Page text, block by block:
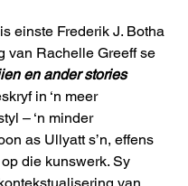
einste Frederik J. Botha
van Rachelle Greeff se
en ander stories
in ‘n meer
– ‘n minder
as Ullyatt s’n, effens
die kunswerk. Sy